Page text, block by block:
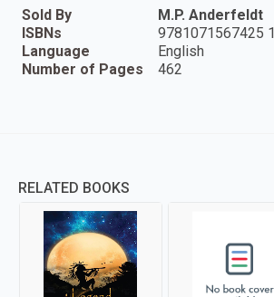
Sold By
M.P. Anderfeldt
ISBNs
9781071567425
Language
English
Number of Pages
462
RELATED BOOKS